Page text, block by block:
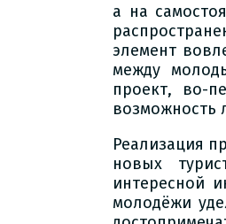
а на
элемент
между
проект, во-
возможность
Реализация
новых
интересной
молодёжи